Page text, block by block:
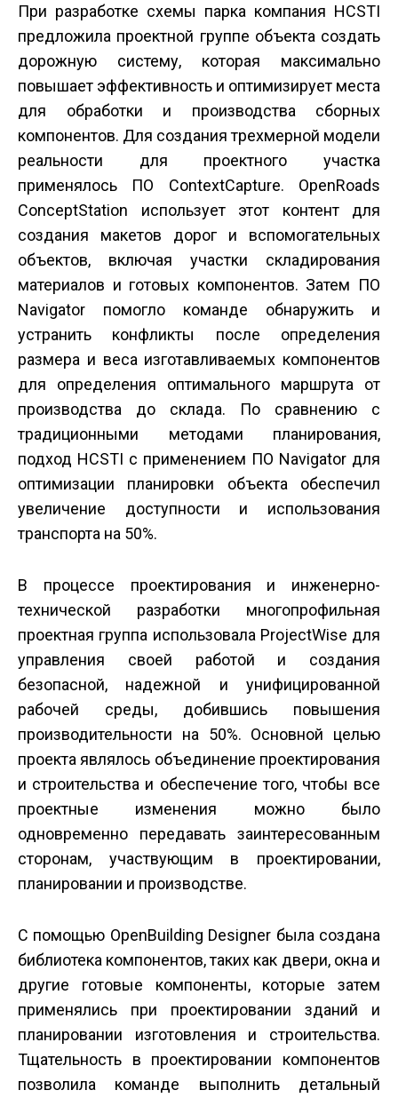
При разработке схемы парка компания HCSTI
предложила проектной группе объекта создать
дорожную систему, которая максимально
повышает эффективность и оптимизирует места
для обработки и производства сборных
компонентов. Для создания трехмерной модели
реальности для проектного участка
применялось ПО ContextCapture. OpenRoads
ConceptStation использует этот контент для
создания макетов дорог и вспомогательных
объектов, включая участки складирования
материалов и готовых компонентов. Затем ПО
Navigator помогло команде обнаружить и
устранить конфликты после определения
размера и веса изготавливаемых компонентов
для определения оптимального маршрута от
производства до склада. По сравнению с
традиционными методами планирования,
подход HCSTI с применением ПО Navigator для
оптимизации планировки объекта обеспечил
увеличение доступности и использования
транспорта на 50%.
В процессе проектирования и инженерно­
технической разработки многопрофильная
проектная группа использовала ProjectWise для
управления своей работой и создания
безопасной, надежной и унифицированной
рабочей среды, добившись повышения
производительности на 50%. Основной целью
проекта являлось объединение проектирования
и строительства и обеспечение того, чтобы все
проектные изменения можно было
одновременно передавать заинтересованным
сторонам, участвующим в проектировании,
планировании и производстве.
С помощью OpenBuilding Designer была создана
библиотека компонентов, таких как двери, окна и
другие готовые компоненты, которые затем
применялись при проектировании зданий и
планировании изготовления и строительства.
Тщательность в проектировании компонентов
позволила команде выполнить детальный